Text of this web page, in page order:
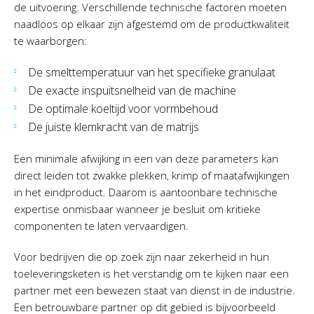
de uitvoering. Verschillende technische factoren moeten
naadloos op elkaar zijn afgestemd om de productkwaliteit
te waarborgen:
De smelttemperatuur van het specifieke granulaat
De exacte inspuitsnelheid van de machine
De optimale koeltijd voor vormbehoud
De juiste klemkracht van de matrijs
Een minimale afwijking in een van deze parameters kan
direct leiden tot zwakke plekken, krimp of maatafwijkingen
in het eindproduct. Daarom is aantoonbare technische
expertise onmisbaar wanneer je besluit om kritieke
componenten te laten vervaardigen.
Voor bedrijven die op zoek zijn naar zekerheid in hun
toeleveringsketen is het verstandig om te kijken naar een
partner met een bewezen staat van dienst in de industrie.
Een betrouwbare partner op dit gebied is bijvoorbeeld